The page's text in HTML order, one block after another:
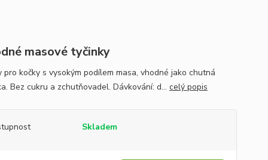
masové tyčinky
pro kočky s vysokým podílem masa, vhodné jako chutná
Bez cukru a zchutňovadel. Dávkování: d... celý popis
Skladem